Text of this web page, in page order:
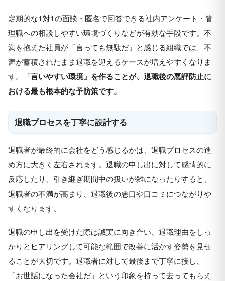
定期的な1対1の面談・匿名で回答できる社内アンケート・管
理職への相談しやすい環境づくりなどが有効な手段です。不
満を抱えた社員が「言っても無駄だ」と感じる組織では、不
満が蓄積されたまま退職を迎えるケースが増えやすくなりま
す。
「言いやすい環境」を作ることが、退職後の悪評防止に
おける最も根本的な予防策です。
退職プロセスを丁寧に設計する
退職者が最終的に会社をどう感じるかは、退職プロセスの進
め方に大きく左右されます。退職の申し出に対して感情的に
反応したり、引き継ぎ期間中の扱いが雑になったりすると、
退職者の不満が高まり、退職後の悪口や口コミにつながりや
すくなります。
退職の申し出を受けた際は誠実に向き合い、退職理由をしっ
かりとヒアリングして可能な範囲で改善に活かす姿勢を見せ
ることが大切です。退職者に対して最後まで丁寧に接し、
「お世話になった会社だ」という印象を持って去ってもらえ